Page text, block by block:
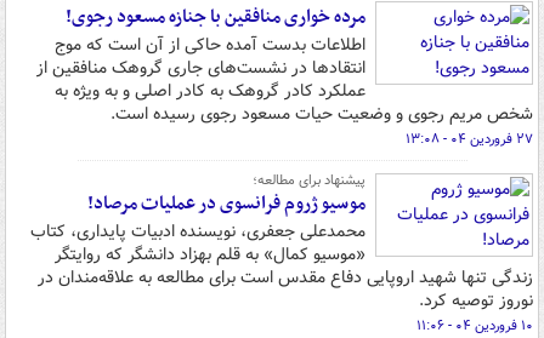
مرده خواری منافقین با جنازه مسعود رجوی!
اطلاعات بدست آمده حاکی از آن است که موج
انتقادها در نشست‌های جاری گروهک منافقین از
عملکرد کادر گروهک به کادر اصلی و به ویژه به
شخص مریم رجوی و وضعیت حیات مسعود رجوی رسیده است.
۲۷ فروردین ۰۴ - ۱۳:۰۸
پیشنهاد برای مطالعه؛
موسیو ژروم فرانسوی در عملیات مرصاد!
محمدعلی جعفری، نویسنده ادبیات پایداری، کتاب
«موسیو کمال» به قلم بهزاد دانشگر که روایتگر
زندگی تنها شهید اروپایی دفاع مقدس است برای مطالعه به علاقه‌مندان در
نوروز توصیه کرد.
۱۰ فروردین ۰۴ - ۱۱:۰۶